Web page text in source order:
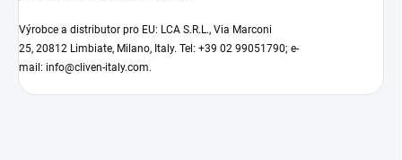
Výrobce a distributor pro EU: LCA S.R.L., Via Marconi
25, 20812 Limbiate, Milano, Italy. Tel: +39 02 99051790; e-
mail: info@cliven-italy.com.